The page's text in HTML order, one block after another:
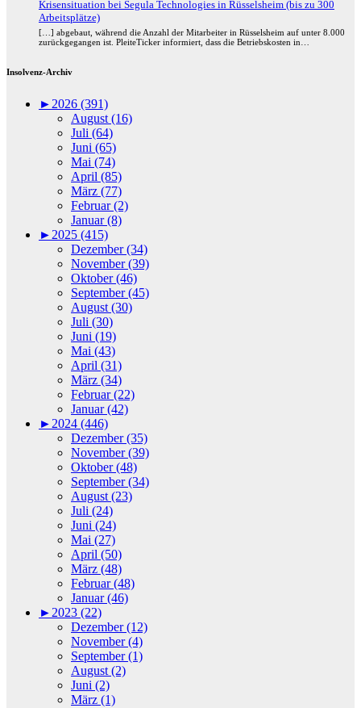
Krisensituation bei Segula Technologies in Rüsselsheim (bis zu 300
Arbeitsplätze)
[…] abgebaut, während die Anzahl der Mitarbeiter in Rüsselsheim auf unter 8.000
zurückgegangen ist. PleiteTicker informiert, dass die Betriebskosten in…
Insolvenz-Archiv
► 2026 (391)
August (16)
Juli (64)
Juni (65)
Mai (74)
April (85)
März (77)
Februar (2)
Januar (8)
► 2025 (415)
Dezember (34)
November (39)
Oktober (46)
September (45)
August (30)
Juli (30)
Juni (19)
Mai (43)
April (31)
März (34)
Februar (22)
Januar (42)
► 2024 (446)
Dezember (35)
November (39)
Oktober (48)
September (34)
August (23)
Juli (24)
Juni (24)
Mai (27)
April (50)
März (48)
Februar (48)
Januar (46)
► 2023 (22)
Dezember (12)
November (4)
September (1)
August (2)
Juni (2)
März (1)